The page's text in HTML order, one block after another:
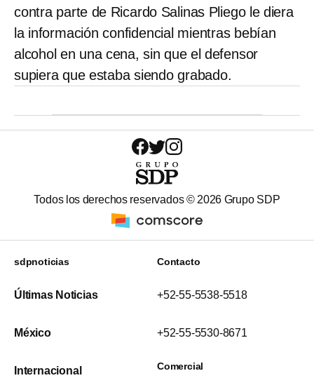
contra parte de Ricardo Salinas Pliego le diera
la información confidencial mientras bebían
alcohol en una cena, sin que el defensor
supiera que estaba siendo grabado.
Todos los derechos reservados © 2026 Grupo SDP
sdpnoticias
Últimas Noticias
México
Internacional
Contacto
+52-55-5538-5518
+52-55-5530-8671
Comercial